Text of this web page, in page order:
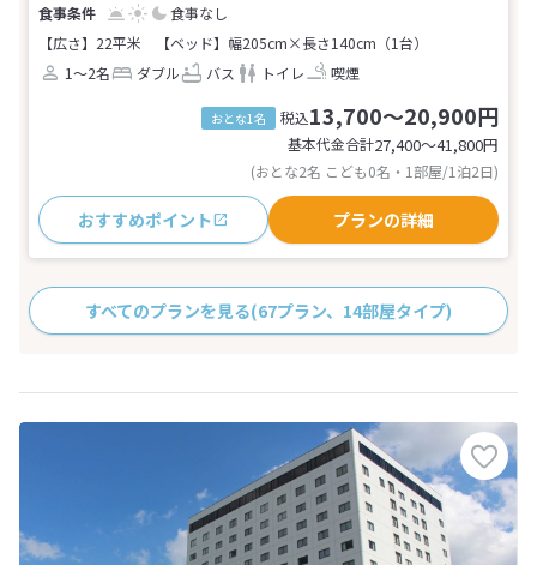
食事なし
【広さ】22平米
【ベッド】幅205cm×長さ140cm（1台）
1～2名
ダブル バス トイレ 喫煙
おとな1名 税込13,700～20,900円
基本代金合計27,400〜41,800円
(おとな2名 こども0名・1部屋/1泊2日)
おすすめポイント プランの詳細
すべてのプランを見る(67プラン、14部屋タイプ)